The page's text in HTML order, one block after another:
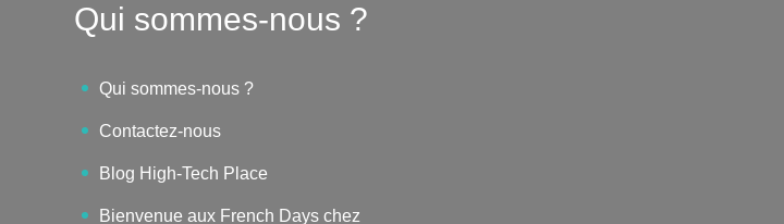
Qui sommes-nous ?
Qui sommes-nous ?
Contactez-nous
Blog High-Tech Place
Bienvenue aux French Days chez